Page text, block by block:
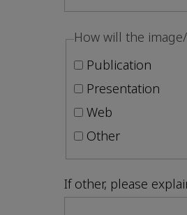
How will the
Publication
Presentation
Web
Other
If other, please